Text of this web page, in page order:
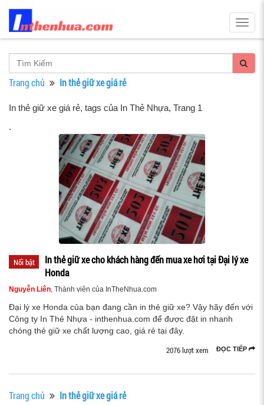
Trang chủ In thẻ giữ xe giá rẻ
In thẻ giữ xe giá rẻ, tags của In Thẻ Nhựa, Trang 1
.
Nổi bật
In thẻ giữ xe cho khách hàng đến mua xe hơi tại Đại lý xe
Honda
Nguyễn Liên, Thành viên của InTheNhua.com
Đại lý xe Honda của bạn đang cần in thẻ giữ xe? Vậy hãy đến với
Công ty In Thẻ Nhựa - inthenhua.com để được đặt in nhanh
chóng thẻ giữ xe chất lượng cao, giá rẻ tại đây.
ĐỌC TIẾP
2076 lượt xem
Trang chủ In thẻ giữ xe giá rẻ